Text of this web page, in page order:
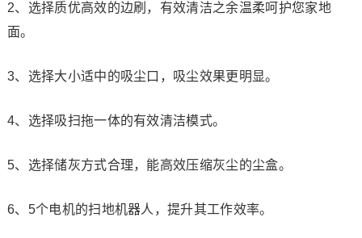
2、选择质优高效的边刷，有效清洁之余温柔呵护您家地
面。
3、选择大小适中的吸尘口，吸尘效果更明显。
4、选择吸扫拖一体的有效清洁模式。
5、选择储灰方式合理，能高效压缩灰尘的尘盒。
6、5个电机的扫地机器人，提升其工作效率。